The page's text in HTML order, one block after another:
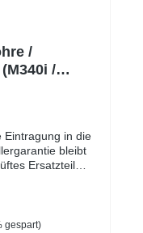
/
Eintragung in die
bleibt
Ersatzteil
ist
gespart)